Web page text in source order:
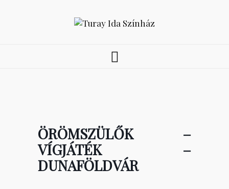
ÖRÖMSZÜLŐK –
VÍGJÁTÉK –
DUNAFÖLDVÁR